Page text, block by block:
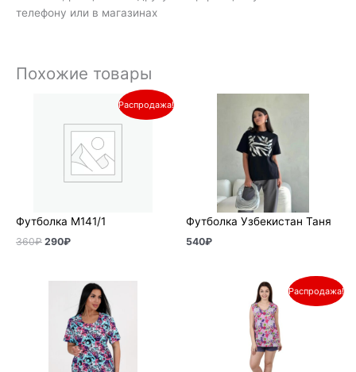
телефону или в магазинах
Похожие товары
Распродажа!
Футболка М141/1
360₽
Первоначальная
составляла
290₽
290₽.
Футболка Узбекистан Таня
540₽
Распродажа!
Первоначальная
составляла
Текущая
цена:
290₽.